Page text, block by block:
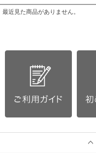
最近見た商品がありません。